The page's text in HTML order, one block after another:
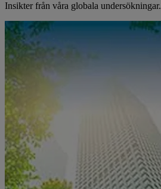
Insikter från våra globala undersökningar.